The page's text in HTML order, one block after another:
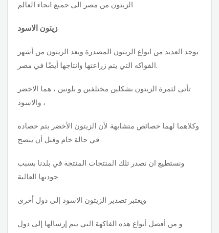
الزيتون من مصر الى جميع انحاء العالم
زيتون الاسود
يوجد العديد من انواع الزيتون المصدرة ويعد الزيتون من أشهر
الفواكه التي يتم زراعتها وانتاجها أيضًا في مصر.
تأتي لثمرة الزيتون بشكلين مختلفين و بلونين ، هما الاخضر
والاسود ،
وكلاهما لهما خصائص متشابهة لأن الزيتون الأخضر يتم حصاده
في حالة خام وقبل أن ينضج .
ونستطيع ان نصدر تلك المنتجات المنتجة في بلدنا بسبب
جودتها العالية.
ويعتبر تصدير الزيتون الاسود إلى دول أخرى
و من أفضل أنواع هذه الفاكهة التي يتم إرسالها إلى دول